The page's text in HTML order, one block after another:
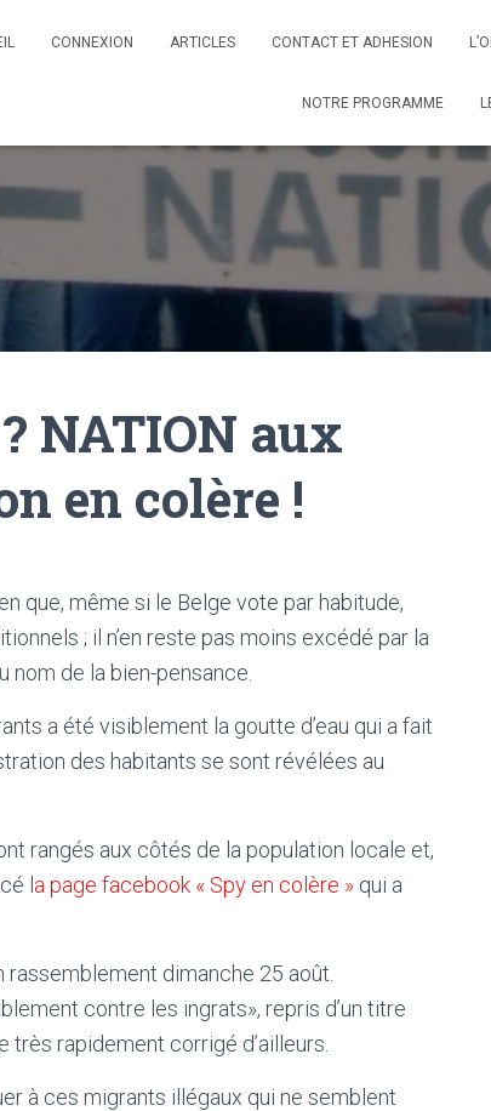
CONNEXION ARTICLES CONTACT ET ADHESION
NOTRE PROGRAMME
NATION aux
en colère !
que, même si le Belge vote par habitude,
; il n’en reste pas moins excédé par la
de la bien-pensance.
a été visiblement la goutte d’eau qui a fait
des habitants se sont révélées au
rangés aux côtés de la population locale et,
l a page facebook « Spy en colère » qui a
rassemblement dimanche 25 août.
contre les ingrats», repris d’un titre
très rapidement corrigé d’ailleurs.
à ces migrants illégaux qui ne semblent